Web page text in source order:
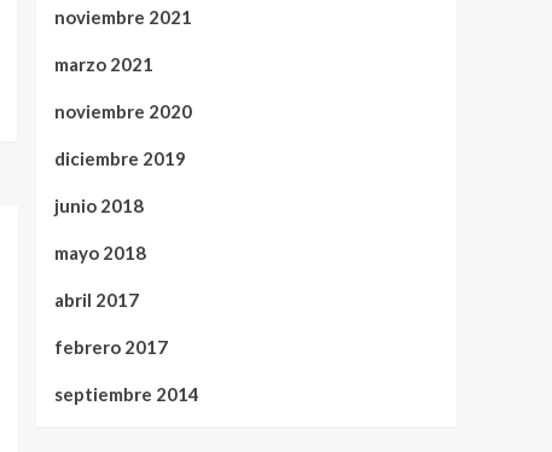
noviembre 2021
marzo 2021
noviembre 2020
diciembre 2019
junio 2018
mayo 2018
abril 2017
febrero 2017
septiembre 2014